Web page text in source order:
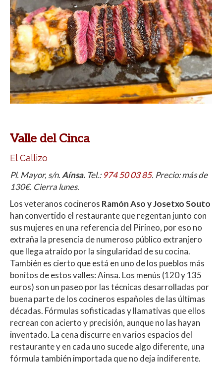
Valle del Cinca
El Callizo
Pl. Mayor, s/n.Aínsa. Tel.: 974 50 03 85. Precio: más de
130€. Cierra lunes.
Los veteranos cocineros Ramón Aso y Josetxo Souto
han convertido el restaurante que regentan junto con
sus mujeres en una referencia del Pirineo, por eso no
extraña la presencia de numeroso público extranjero
que llega atraído por la singularidad de su cocina.
También es cierto que está en uno de los pueblos más
bonitos de estos valles: Ainsa. Los menús (120 y 135
euros) son un paseo por las técnicas desarrolladas por
buena parte de los cocineros españoles de las últimas
décadas. Fórmulas sofisticadas y llamativas que ellos
recrean con acierto y precisión, aunque no las hayan
inventado. La cena discurre en varios espacios del
restaurante y en cada uno sucede algo diferente, una
fórmula también importada que no deja indiferente.